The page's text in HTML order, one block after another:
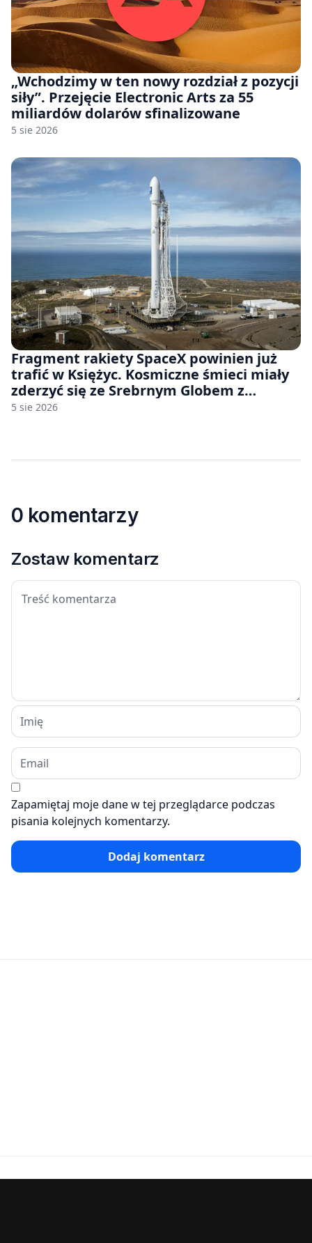
„Wchodzimy w ten nowy rozdział z pozycji
siły”. Przejęcie Electronic Arts za 55
miliardów dolarów sfinalizowane
5 sie 2026
Fragment rakiety SpaceX powinien już
trafić w Księżyc. Kosmiczne śmieci miały
zderzyć się ze Srebrnym Globem z
prędkością 8690 km/h
5 sie 2026
0 komentarzy
Zostaw komentarz
Zapamiętaj moje dane w tej przeglądarce podczas
pisania kolejnych komentarzy.
Dodaj komentarz